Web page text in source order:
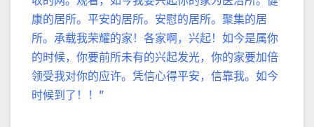
康的居所。平安的居所。安慰的居所。聚集的居
所。承载我荣耀的家！各家啊，兴起！如今是属你
的时候，你要前所未有的兴起发光，你的家要加倍
领受我对你的应许。凭信心得平安，信靠我。如今
时候到了！！”